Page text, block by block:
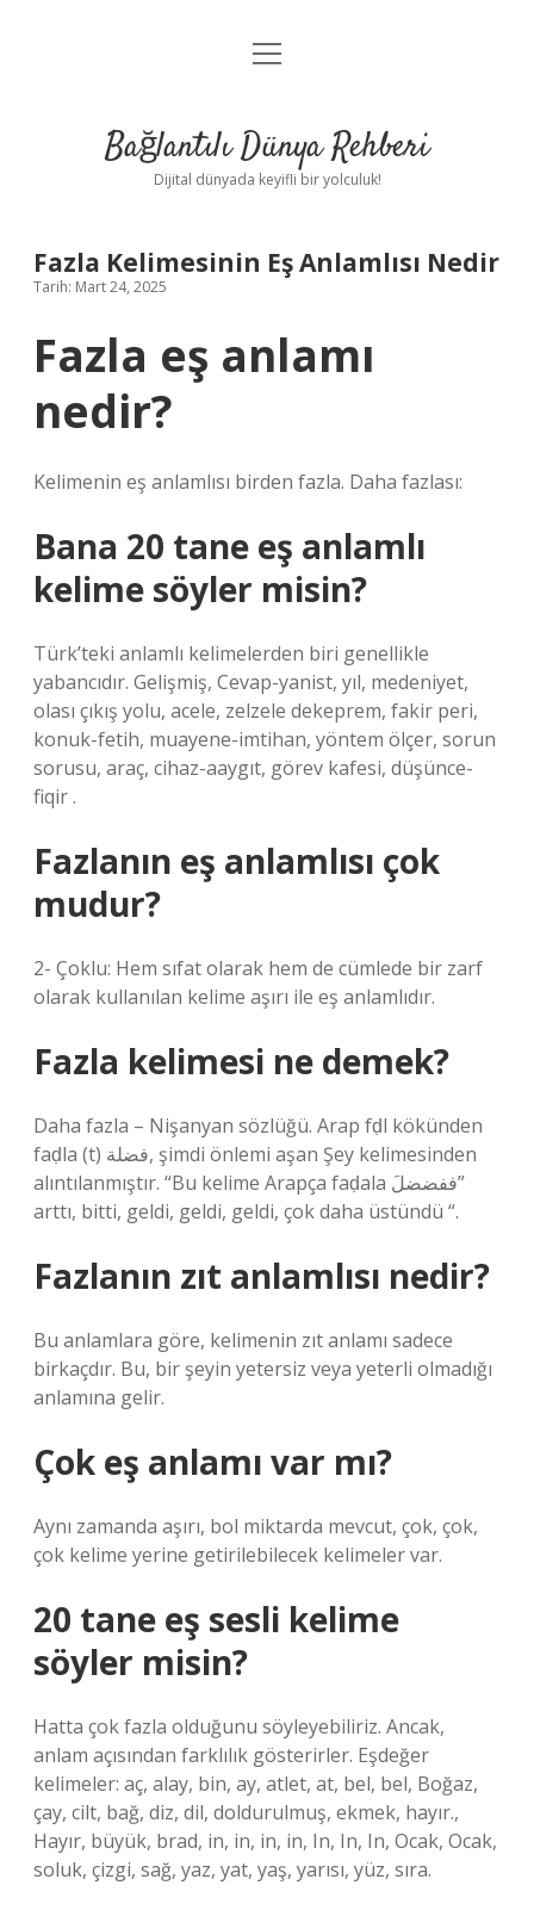
Anasayfa
Yasal Uyarı
menüyü
Bağlantılı Dünya Rehberi
Dijital dünyada keyifli bir yolculuk!
Fazla Kelimesinin Eş Anlamlısı Nedir
Tarih: Mart 24, 2025
Fazla eş anlamı
nedir?
Kelimenin eş anlamlısı birden fazla. Daha fazlası:
Bana 20 tane eş anlamlı
kelime söyler misin?
Türk’teki anlamlı kelimelerden biri genellikle
yabancıdır. Gelişmiş, Cevap-yanist, yıl, medeniyet,
olası çıkış yolu, acele, zelzele dekeprem, fakir peri,
konuk-fetih, muayene-imtihan, yöntem ölçer, sorun
sorusu, araç, cihaz-aaygıt, görev kafesi, düşünce-
fiqir .
Fazlanın eş anlamlısı çok
mudur?
2- Çoklu: Hem sıfat olarak hem de cümlede bir zarf
olarak kullanılan kelime aşırı ile eş anlamlıdır.
Fazla kelimesi ne demek?
Daha fazla – Nişanyan sözlüğü. Arap fḍl kökünden
faḍla (t) فضلة, şimdi önlemi aşan Şey kelimesinden
alıntılanmıştır. “Bu kelime Arapça faḍala ففضضلَ”
arttı, bitti, geldi, geldi, geldi, çok daha üstündü “.
Fazlanın zıt anlamlısı nedir?
Bu anlamlara göre, kelimenin zıt anlamı sadece
birkaçdır. Bu, bir şeyin yetersiz veya yeterli olmadığı
anlamına gelir.
Çok eş anlamı var mı?
Aynı zamanda aşırı, bol miktarda mevcut, çok, çok,
çok kelime yerine getirilebilecek kelimeler var.
20 tane eş sesli kelime
söyler misin?
Hatta çok fazla olduğunu söyleyebiliriz. Ancak,
anlam açısından farklılık gösterirler. Eşdeğer
kelimeler: aç, alay, bin, ay, atlet, at, bel, bel, Boğaz,
çay, cilt, bağ, diz, dil, doldurulmuş, ekmek, hayır.,
Hayır, büyük, brad, in, in, in, in, In, In, In, Ocak, Ocak,
soluk, çizgi, sağ, yaz, yat, yaş, yarısı, yüz, sıra.